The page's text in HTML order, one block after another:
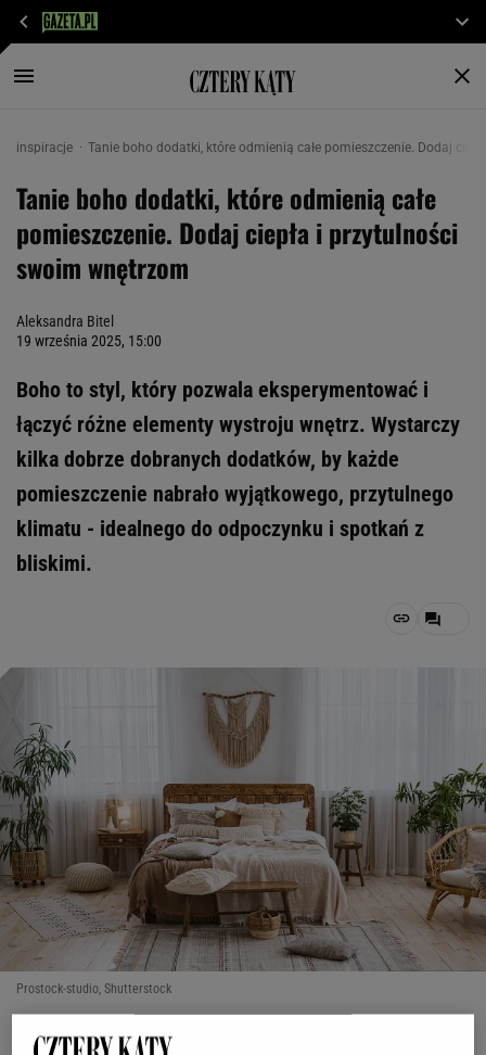
inspiracje Tanie boho dodatki, które odmienią całe pomieszczenie. Dodaj
Tanie boho dodatki, które odmienią całe
pomieszczenie. Dodaj ciepła i przytulności
swoim wnętrzom
Aleksandra Bitel
19 września 2025, 15:00
Boho to styl, który pozwala eksperymentować i
łączyć różne elementy wystroju wnętrz. Wystarczy
kilka dobrze dobranych dodatków, by każde
pomieszczenie nabrało wyjątkowego, przytulnego
klimatu - idealnego do odpoczynku i spotkań z
bliskimi.
Prostock-studio, Shutterstock